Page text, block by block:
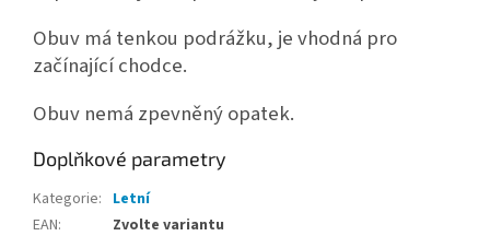
Obuv má tenkou podrážku, je vhodná pro
začínající chodce.
Obuv nemá zpevněný opatek.
Doplňkové parametry
Kategorie: Letní
EAN:
Zvolte variantu